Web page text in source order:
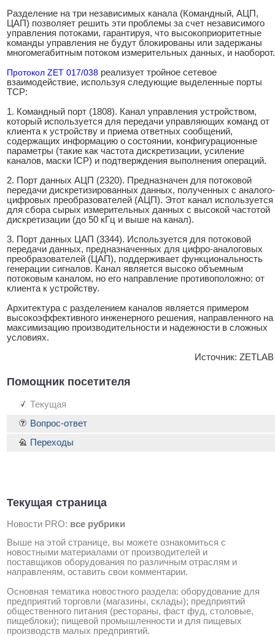
Разделение на три независимых канала (Командный, АЦП,
ЦАП) позволяет решить эти проблемы за счет независимого
управления потоками, гарантируя, что высокоприоритетные
команды управления не будут блокированы или задержаны
многомегабитным потоком измерительных данных, и наоборот.
Протокол ZET 017/038 реализует тройное сетевое
взаимодействие, используя следующие выделенные порты
TCP:
1. Командный порт (1808). Канал управления устройством,
который используется для передачи управляющих команд от
клиента к устройству и приема ответных сообщений,
содержащих информацию о состоянии, конфигурационные
параметры (такие как частота дискретизации, усиление
каналов, маски ICP) и подтверждения выполнения операций.
2. Порт данных АЦП (2320). Предназначен для потоковой
передачи дискретизированных данных, полученных с аналого-
цифровых преобразователей (АЦП). Этот канал используется
для сбора сырых измерительных данных с высокой частотой
дискретизации (до 50 кГц и выше на канал).
3. Порт данных ЦАП (3344). Используется для потоковой
передачи данных, предназначенных для цифро-аналоговых
преобразователей (ЦАП), поддерживает функциональность
генерации сигналов. Канал является высоко объемным
потоковым каналом, но его направление противоположно: от
клиента к устройству.
Архитектура с разделением каналов является примером
высокоэффективного инженерного решения, направленного на
максимизацию производительности и надежности в сложных
условиях.
Источник: ZETLAB
Помощник посетителя
Текущая
Текущая страница
Новости PRO: все рубрики
Выше на этой странице, вы можете ознакомиться с
новостными материалами от производителей и
поставщиков оборудования по различным отраслям и
направленям, оставить свои комментарии.
Основная тематика новостного раздела: оборудование для
предприятий торговли (магазины, склады); предприятий
общественного питания (рестораны, фаст фуд, столовые,
пищеблоки); пищевой промышленности и для пищевых
производств малых предприятий.
Вопрос-ответ
Переходы